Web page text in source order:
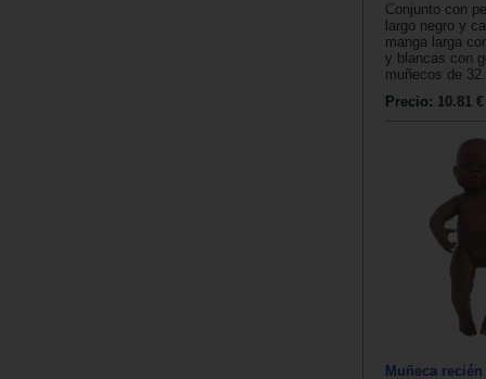
Conjunto con
largo negro y
manga larga
y blancas con
muñecos de
Precio: 10.81 €
Muñeca